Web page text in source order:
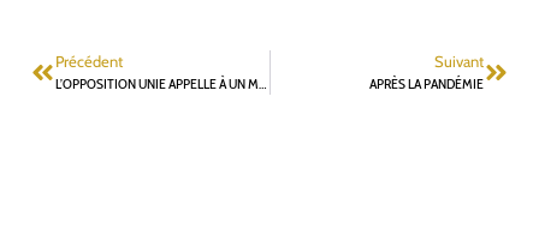
Précédent Suivant
APRÈS LA PANDÉMIE